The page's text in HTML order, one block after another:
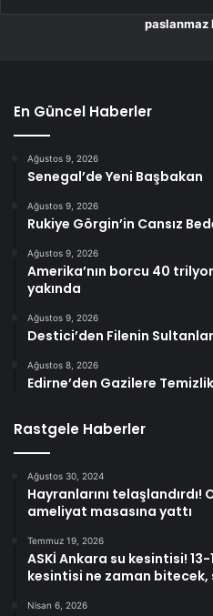
paslanmaz
En Güncel Haberler
Ağustos 9, 2026
Senegal’de Yeni Başbakan
Ağustos 9, 2026
Rukiye Görgin’in Cansız
Ağustos 9, 2026
Amerika’nın borcu 40
yakında
Ağustos 9, 2026
Destici’den Filenin
Ağustos 8, 2026
Edirne’den Gazilere
Rastgele Haberler
Ağustos 30, 2024
Hayranlarını telaşlandırdı!
ameliyat masasına yattı
Temmuz 19, 2026
ASKİ Ankara su kesintisi!
kesintisi ne zaman bitecek,
Nisan 6, 2026